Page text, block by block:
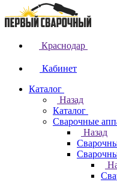
Краснодар
Кабинет
Каталог
Назад
Каталог
Сварочные
Назад